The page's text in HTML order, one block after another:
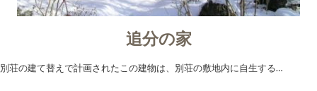
追分の家
別荘の建て替えで計画されたこの建物は、別荘の敷地内に自生する…